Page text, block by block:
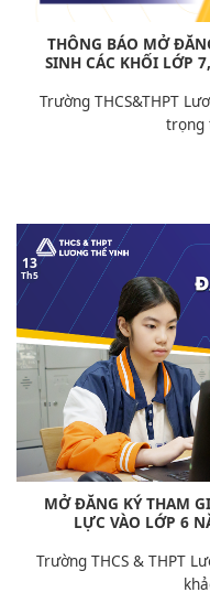
THÔNG BÁO MỞ
SINH CÁC KHỐI LỚP
Trường THCS&THPT
trọng
MỞ ĐĂNG KÝ THAM
LỰC VÀO LỚP 6
Trường THCS & THPT
13
Th5